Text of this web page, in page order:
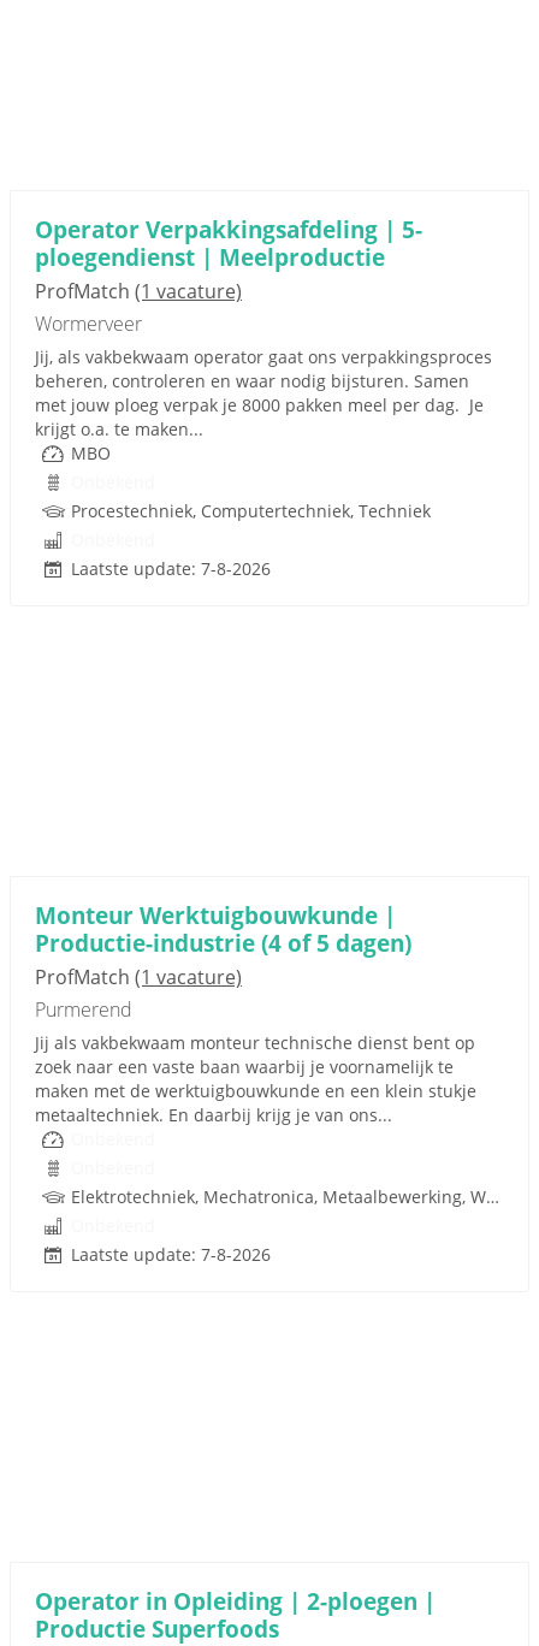
Operator Verpakkingsafdeling | 5-
ploegendienst | Meelproductie
ProfMatch (1 vacature)
Wormerveer
Jij, als vakbekwaam operator gaat ons verpakkingsproces
beheren, controleren en waar nodig bijsturen. Samen
met jouw ploeg verpak je 8000 pakken meel per dag. Je
krijgt o.a. te maken...
MBO
Procestechniek, Computertechniek, Techniek
Laatste update: 7-8-2026
Monteur Werktuigbouwkunde |
Productie-industrie (4 of 5 dagen)
ProfMatch (1 vacature)
Purmerend
Jij als vakbekwaam monteur technische dienst bent op
zoek naar een vaste baan waarbij je voornamelijk te
maken met de werktuigbouwkunde en een klein stukje
metaaltechniek. En daarbij krijg je van ons...
Elektrotechniek, Mechatronica, Metaalbewerking, Werktuigbouwkunde, Metaal, Techniek
Laatste update: 7-8-2026
Operator in Opleiding | 2-ploegen |
Productie Superfoods